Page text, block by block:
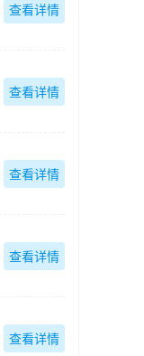
查看详情
查看详情
查看详情
查看详情
查看详情